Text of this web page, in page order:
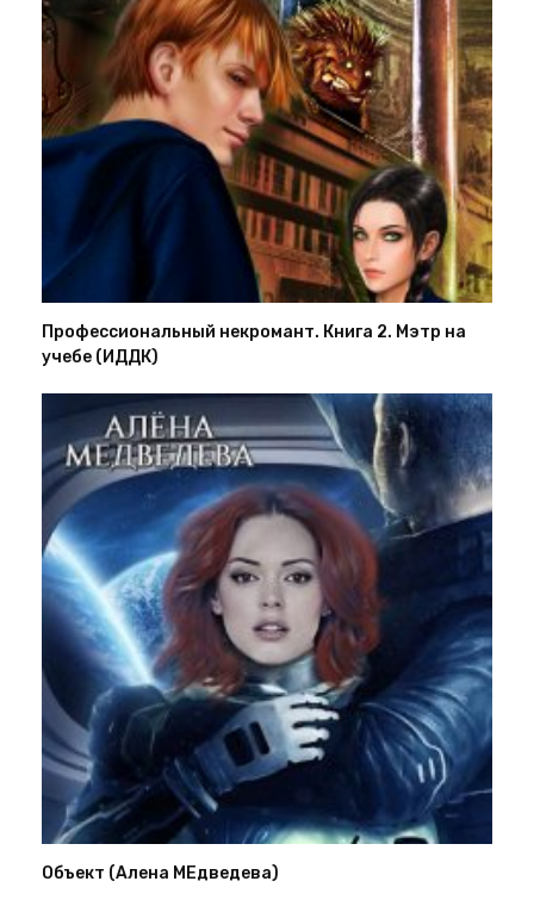
Профессиональный некромант. Книга 2. Мэтр на
учебе (ИДДК)
Объект (Алена МЕдведева)